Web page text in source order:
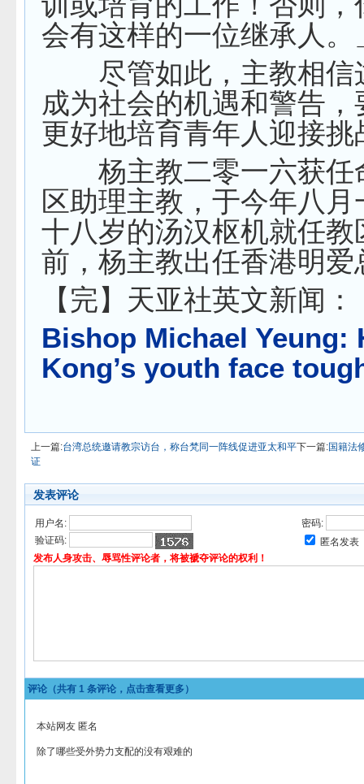
会有这样的一位继承人。
尽管如此，主教相信
成为社会的机遇和警告
更好地培育青年人迎接挑
杨主教二零一六获任
区助理主教，于今年八
十八岁的汤汉枢机就任教
前，杨主教出任香港明爱
【完】天亚社英文新闻：
Bishop Michael Yeung:
Kong’s youth face
上一篇:台湾总统邀请教宗访台，称台梵同一阵线促进亚太和平下一篇:国籍法
证
发表评论
用户名:
密码:
验证码:
匿名发表
发布人身攻击、辱骂性评论者，将被褫夺评论的权利！
评论（共有 1 条评论，点击查看更多）
本站网友 匿名
除了哪些受外势力支配的没有艰难的